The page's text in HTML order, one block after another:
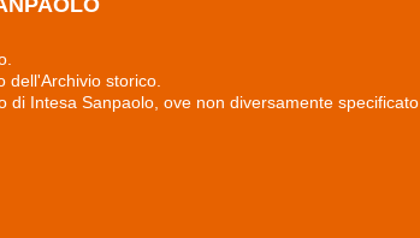
dell'Archivio storico.
di Intesa Sanpaolo, ove non diversamente specificato